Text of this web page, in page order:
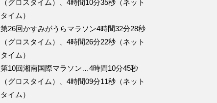
（グロスタイム）、4時間10分35秒（ネット
タイム）
第26回かすみがうらマラソン4時間32分28秒
（グロスタイム）、4時間26分22秒（ネット
タイム）
第10回湘南国際マラソン…4時間10分45秒
（グロスタイム）、4時間09分11秒（ネット
タイム）